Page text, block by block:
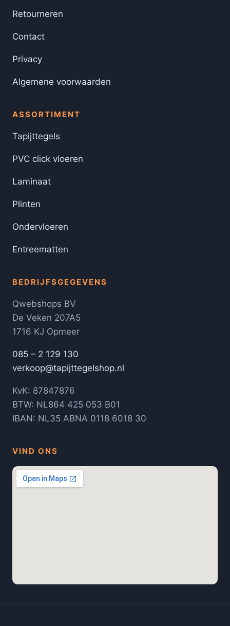
Retourneren
Contact
Privacy
Algemene voorwaarden
ASSORTIMENT
Tapijttegels
PVC click vloeren
Laminaat
Plinten
Ondervloeren
Entreematten
BEDRIJFSGEGEVENS
Qwebshops BV
De Veken 207A5
1716 KJ Opmeer
085 – 2 129 130
verkoop@tapijttegelshop.nl
KvK: 87847876
BTW: NL864 425 053 B01
IBAN: NL35 ABNA 0118 6018 30
VIND ONS